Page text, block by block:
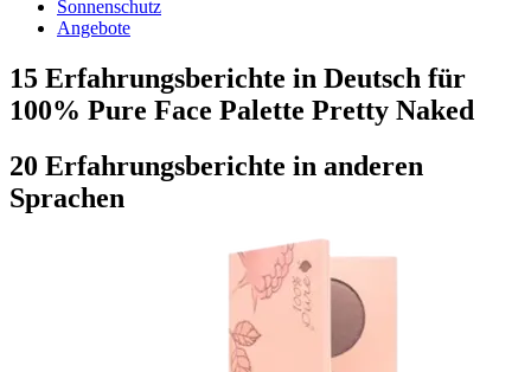
Sonnenschutz
Angebote
15 Erfahrungsberichte in Deutsch für
100% Pure Face Palette Pretty Naked
20 Erfahrungsberichte in anderen
Sprachen